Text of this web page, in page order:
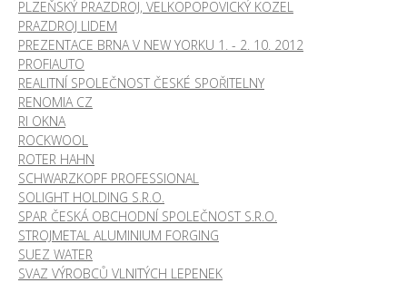
PLZEŇSKÝ PRAZDROJ, VELKOPOPOVICKÝ KOZEL
PRAZDROJ LIDEM
PREZENTACE BRNA V NEW YORKU 1. - 2. 10. 2012
PROFIAUTO
REALITNÍ SPOLEČNOST ČESKÉ SPOŘITELNY
RENOMIA CZ
RI OKNA
ROCKWOOL
ROTER HAHN
SCHWARZKOPF PROFESSIONAL
SOLIGHT HOLDING S.R.O.
SPAR ČESKÁ OBCHODNÍ SPOLEČNOST S.R.O.
STROJMETAL ALUMINIUM FORGING
SUEZ WATER
SVAZ VÝROBCŮ VLNITÝCH LEPENEK